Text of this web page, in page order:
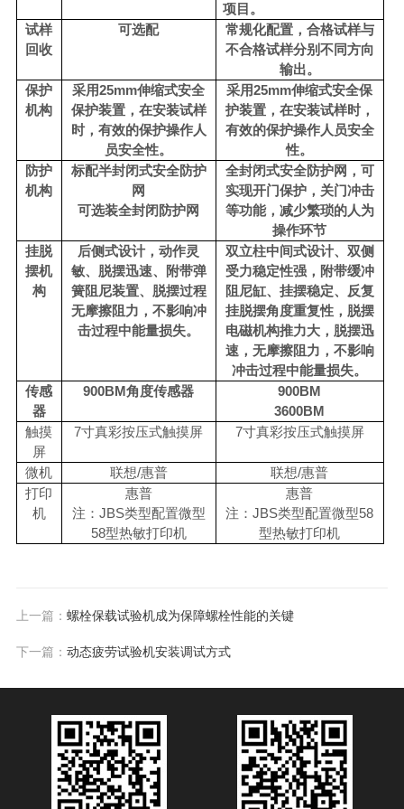
项目。
试样
回收
可选配
常规化配置，合格试样与
不合格试样分别不同方向
输出。
保护
机构
采用25mm伸缩式安全
保护装置，在安装试样
时，有效的保护操作人
员安全性。
采用25mm伸缩式安全保
护装置，在安装试样时，
有效的保护操作人员安全
性。
防护
机构
标配半封闭式安全防护
网
可选装全封闭防护网
全封闭式安全防护网，可
实现开门保护，关门冲击
等功能，减少繁琐的人为
操作环节
挂脱
摆机
构
后侧式设计，动作灵
敏、脱摆迅速、附带弹
簧阻尼装置、脱摆过程
无摩擦阻力，不影响冲
击过程中能量损失。
双立柱中间式设计、双侧
受力稳定性强，附带缓冲
阻尼缸、挂摆稳定、反复
挂脱摆角度重复性，脱摆
电磁机构推力大，脱摆迅
速，无摩擦阻力，不影响
冲击过程中能量损失。
传感
器
900BM角度传感器
900BM
3600BM
触摸
屏
7寸真彩按压式触摸屏 7寸真彩按压式触摸屏
微机 联想/惠普 联想/惠普
打印
机
惠普
注： JBS类型配置微型
58型热敏打印机
惠普
注：JBS类型配置微型58
型热敏打印机
上一篇： 螺栓保载试验机成为保障螺栓性能的关键
下一篇： 动态疲劳试验机安装调试方式